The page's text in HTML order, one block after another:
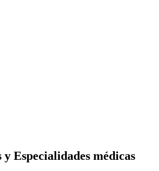
y Especialidades médicas